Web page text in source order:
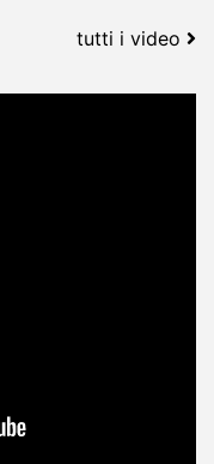
tutti i video